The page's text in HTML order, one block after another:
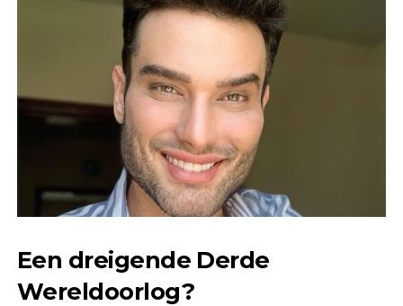
Een dreigende Derde
Wereldoorlog?